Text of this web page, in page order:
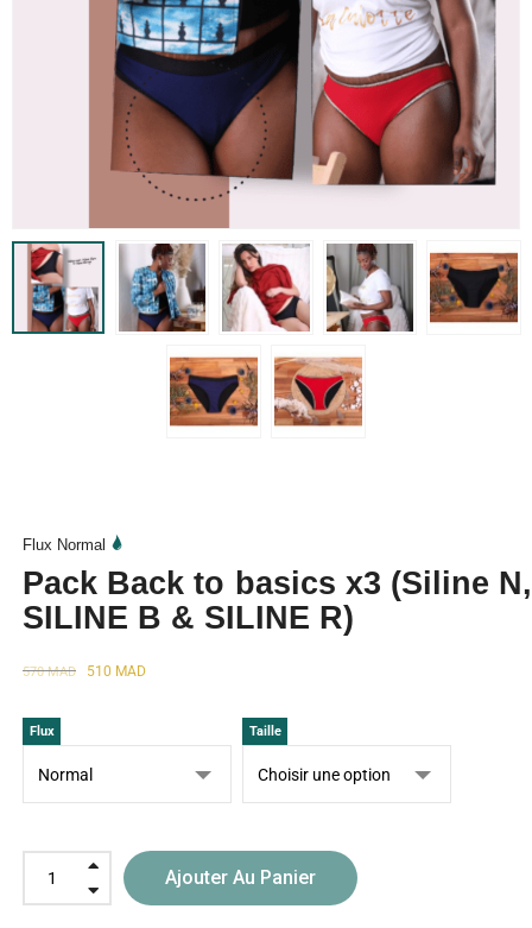
Flux Normal
Pack Back to basics x3 (Siline N,
SILINE B & SILINE R)
570MAD 510 MAD
Flux Taille
Ajouter Au Panier